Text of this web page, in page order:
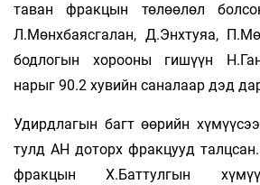
таван фракцын төлөөлөл
Л.Мөнхбаясгалан, Д.Энхтуяа,
бодлогын хорооны гишүүн
нарыг 90.2 хувийн саналаар дэд
Удирдлагын багт өөрийн
тулд АН доторх фракцууд
фракцын Х.Баттулгын